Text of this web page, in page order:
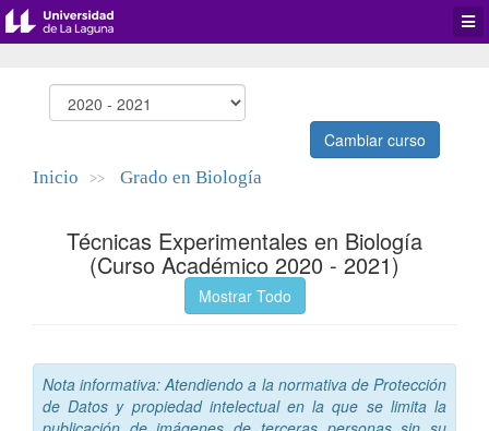
Cambiar curso
Inicio >> Grado en Biología
Técnicas Experimentales en Biología
(Curso Académico 2020 - 2021)
Mostrar Todo
Nota informativa: Atendiendo a la normativa de Protección
de Datos y propiedad intelectual en la que se limita la